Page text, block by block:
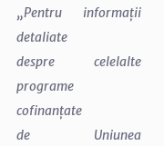
„Pentru informații
detaliate
despre celelalte
programe
cofinanțate
de Uniunea